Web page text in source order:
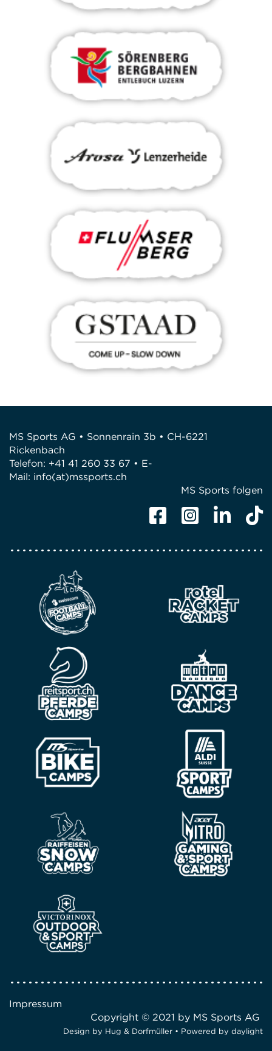
MS Sports AG • Sonnenrain 3b • CH-6221
Rickenbach
Telefon: +41 41 260 33 67 • E-
Mail: info(at)mssports.ch
MS Sports folgen
Impressum
Copyright © 2021 by MS Sports AG
Design by Hug & Dorfmüller • Powered by daylight